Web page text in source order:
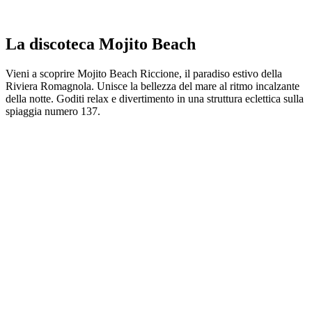
La discoteca Mojito Beach
Vieni a scoprire Mojito Beach Riccione, il paradiso estivo della
Riviera Romagnola. Unisce la bellezza del mare al ritmo incalzante
della notte. Goditi relax e divertimento in una struttura eclettica sulla
spiaggia numero 137.